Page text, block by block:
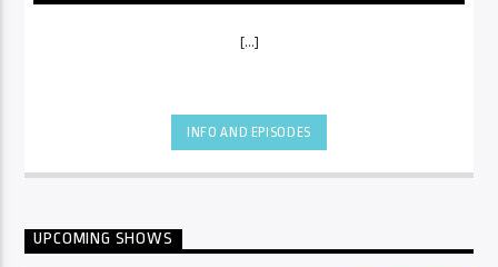
[...]
INFO AND EPISODES
UPCOMING SHOWS